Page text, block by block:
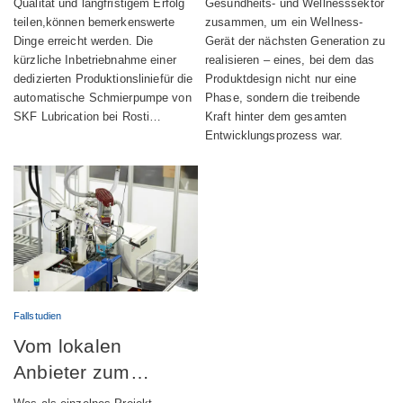
automatischer
Schmiervorrichtunge
n voran
Qualität und langfristigem Erfolg
teilen,können bemerkenswerte
Dinge erreicht werden. Die
kürzliche Inbetriebnahme einer
dedizierten Produktionsliniefür die
automatische Schmierpumpe von
SKF Lubrication bei Rosti…
Wellness-Geräts
Gesundheits- und Wellnesssektor
zusammen, um ein Wellness-
Gerät der nächsten Generation zu
realisieren – eines, bei dem das
Produktdesign nicht nur eine
Phase, sondern die treibende
Kraft hinter dem gesamten
Entwicklungsprozess war.
Fallstudien
Vom lokalen
Anbieter zum
globalen